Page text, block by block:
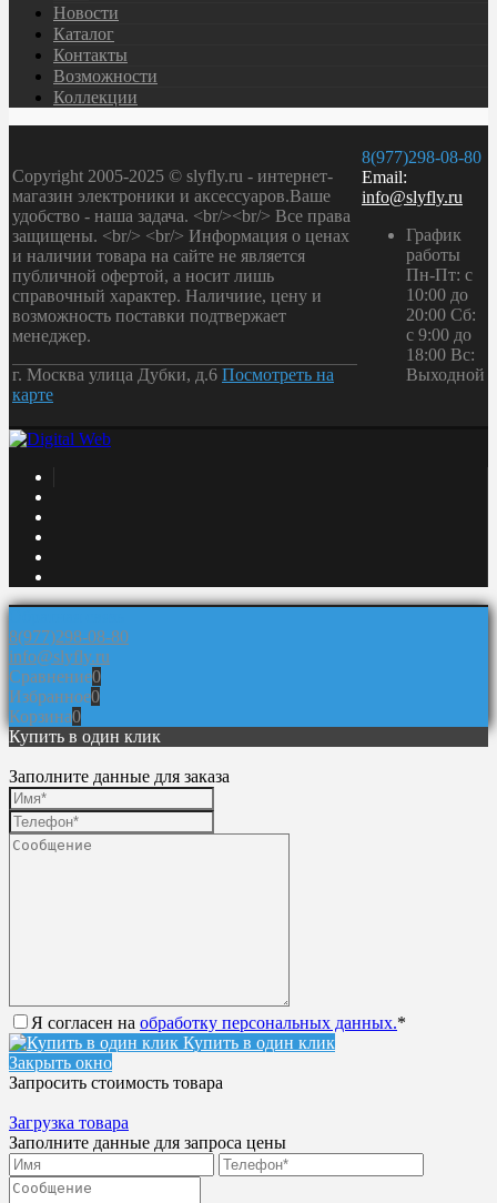
Новости
Каталог
Контакты
Возможности
Коллекции
Copyright 2005-2025 © slyfly.ru - интернет-
магазин электроники и аксессуаров.Ваше
удобство - наша задача. <br/><br/> Все права
защищены. <br/> <br/> Информация о ценах
и наличии товара на сайте не является
публичной офертой, а носит лишь
справочный характер. Наличиие, цену и
возможность поставки подтвержает
менеджер.
г. Москва улица Дубки, д.6 Посмотреть на
карте
8(977)298-08-80
Email:
info@slyfly.ru
График
работы
Пн-Пт: с
10:00 до
20:00 Сб:
с 9:00 до
18:00 Вс:
Выходной
8(977)298-08-80
info@slyfly.ru
Сравнение0
Избранное0
Корзина0
Купить в один клик
Заполните данные для заказа
Я согласен на обработку персональных данных.*
Купить в один клик
Закрыть окно
Запросить стоимость товара
Загрузка товара
Заполните данные для запроса цены